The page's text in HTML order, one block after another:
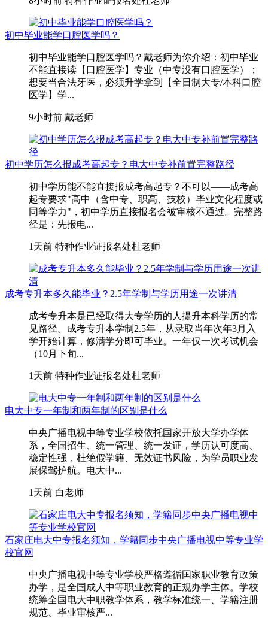
初中毕业能学口腔医学吗？
初中毕业能学口腔医学吗？戴老师为你介绍：初中毕业
不能直接读【口腔医学】专业（中专没有口腔医学）；
想要当合法牙医，必须升学拿到【全日制大专/本科口腔
医学】学...
9小时前 戴老师
初中学历怎么报成考高起专？电大中专补前置完整路径
初中学历能不能直接报成考高起专？不可以——成考高
起专要求"高中（含中专、职高、技校）毕业文化程度或
同等学力"，初中学历直接报名会被审核不通过。完整路
径是：先报电...
1天前 特种作业证报名处杜老师
成考专升本多久能毕业？2.5年学制与学历用途一次讲清
成考专升本是已经取得大专学历的人提升本科学历的常
见路径。成考专升本学制2.5年，从录取当年次年3月入
学开始计算，修满学分即可毕业。一年仅一次考试机会
（10月下旬...
1天前 特种作业证报名处杜老师
电大中专一年制和两年制的区别是什么
中央广播电视中等专业学校依托国家开放大学办学体
系，全国招生、统一管理、统一发证，学历认可度高、
稳定性强，杜绝假学籍、无效证书风险，为学员职业发
展保驾护航。电大中...
1天前 白老师
石家庄电大中专报名须知，学籍同步中央广播电视中等专业学
校官网
中央广播电视中等专业学校严格遵循国家职业教育政策
办学，是全国成人中等职业教育的正规办学主体。学校
统筹全国电大中职教学体系，教学标准统一、学籍注册
规范、毕业审核严...